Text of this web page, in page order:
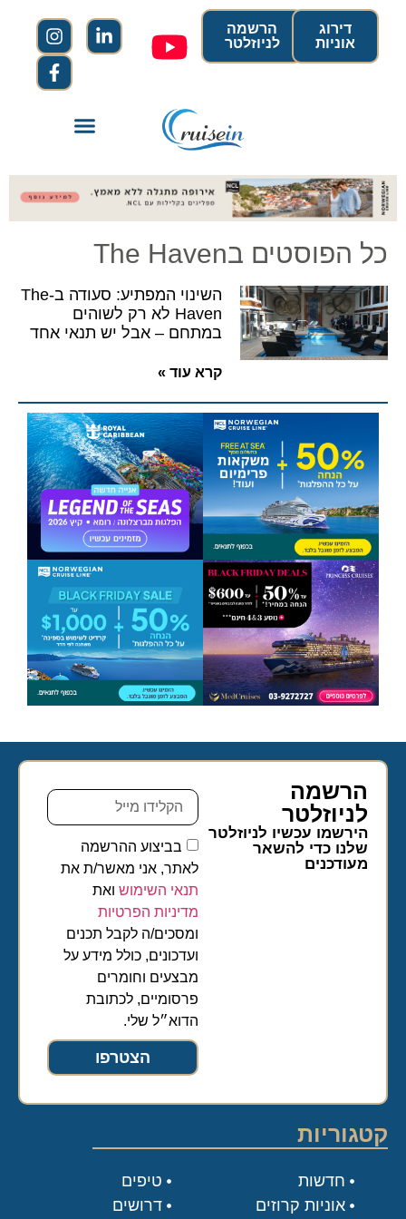
הרשמה
לניוזלטר
דירוג
אוניות
כל הפוסטים בThe Haven
השינוי המפתיע: סעודה ב-The
Haven לא רק לשוהים
במתחם – אבל יש תנאי אחד
קרא עוד »
הרשמה
לניוזלטר​
הירשמו עכשיו לניוזלטר
שלנו כדי להשאר
מעודכנים
בביצוע ההרשמה
לאתר, אני מאשר/ת את
תנאי השימושואת
מדיניות הפרטיות
ומסכים/ה לקבל תכנים
ועדכונים, כולל מידע על
מבצעים וחומרים
פרסומיים, לכתובת
הדוא״ל שלי.
הצטרפו
קטגוריות
טיפים
דרושים
חדשות
אוניות קרוזים